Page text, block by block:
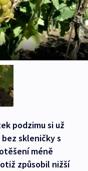
podzimu si už
skleničky s
méně
způsobil nižší